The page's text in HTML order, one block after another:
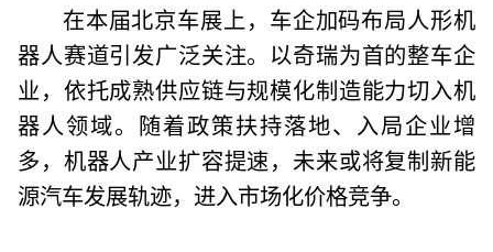
在本届北京车展上，车企加码布局人形机
器人赛道引发广泛关注。以奇瑞为首的整车企
业，依托成熟供应链与规模化制造能力切入机
器人领域。随着政策扶持落地、入局企业增
多，机器人产业扩容提速，未来或将复制新能
源汽车发展轨迹，进入市场化价格竞争。